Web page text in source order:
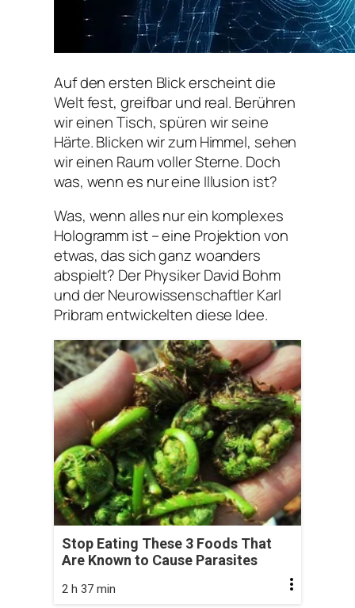
Auf den ersten Blick erscheint die
Welt fest, greifbar und real. Berühren
wir einen Tisch, spüren wir seine
Härte. Blicken wir zum Himmel, sehen
wir einen Raum voller Sterne. Doch
was, wenn es nur eine Illusion ist?
Was, wenn alles nur ein komplexes
Hologramm ist – eine Projektion von
etwas, das sich ganz woanders
abspielt? Der Physiker David Bohm
und der Neurowissenschaftler Karl
Pribram entwickelten diese Idee.
Stop Eating These 3 Foods That
Are Known to Cause Parasites
2 h 37 min